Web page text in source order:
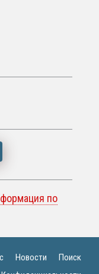
по
Новости
Поиск